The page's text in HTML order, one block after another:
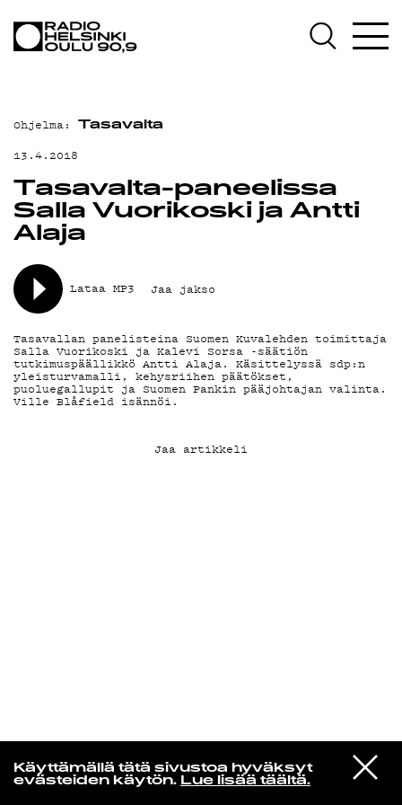
Käyttämällä tätä sivustoa hyväksyt
evästeiden käytön. Lue lisää täältä.
VIESTI
STUDIOON
Ariana Grande
oh well
AJANKOHTAISTA
TEKIJÄT
ON-DEMAND
PODCAST
MAINOSTA
YHTEYSTIEDOT
G LIVELAB
YSTÄVÄKLUBI
TIETOSUOJA
Ohjelma: Tasavalta
13.4.2018
Tasavalta-paneelissa
Salla Vuorikoski ja Antti
Alaja
Lataa MP3 Jaa jakso
Tasavallan panelisteina Suomen Kuvalehden toimittaja
Salla Vuorikoski ja Kalevi Sorsa -säätiön
tutkimuspäällikkö Antti Alaja. Käsittelyssä sdp:n
yleisturvamalli, kehysriihen päätökset,
puoluegallupit ja Suomen Pankin pääjohtajan valinta.
Ville Blåfield isännöi.
Jaa artikkeli